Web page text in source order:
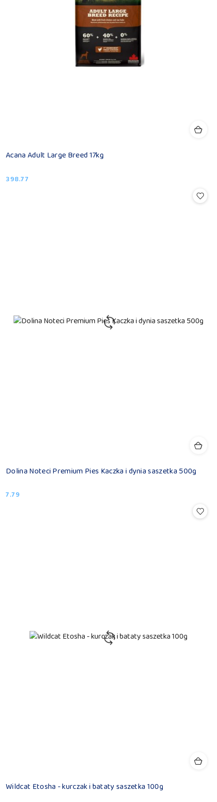
Acana Adult Large Breed 17kg
Cena:
398.77
Dolina Noteci Premium Pies Kaczka i dynia saszetka 500g
Cena:
7.79
Wildcat Etosha - kurczak i bataty saszetka 100g